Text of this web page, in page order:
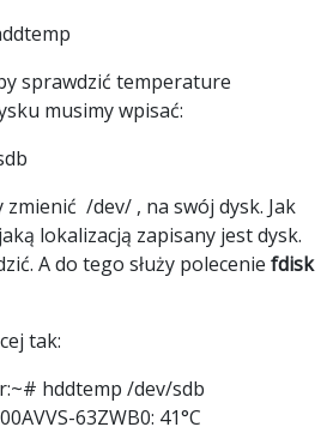
sprawdzić temperature
musimy wpisać:
zmienić /dev/ , na swój dysk. Jak
lokalizacją zapisany jest dysk.
A do tego służy polecenie fdisk
tak:
hddtemp /dev/sdb
63ZWB0: 41°C